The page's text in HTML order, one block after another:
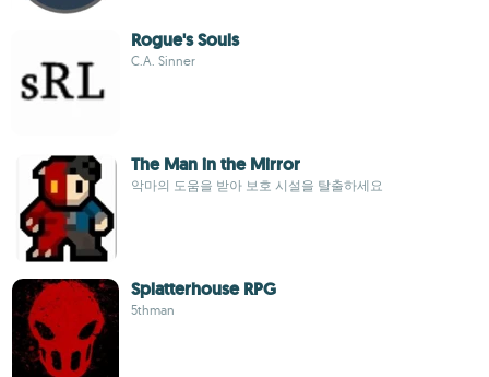
Rogue's Souls
C.A. Sinner
The Man in the Mirror
악마의 도움을 받아 보호 시설을 탈출하세요
Splatterhouse RPG
5thman